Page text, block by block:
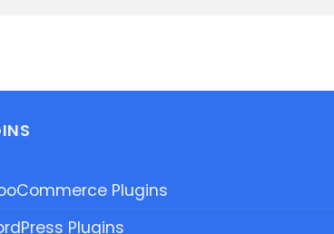
Plugins
Plugins